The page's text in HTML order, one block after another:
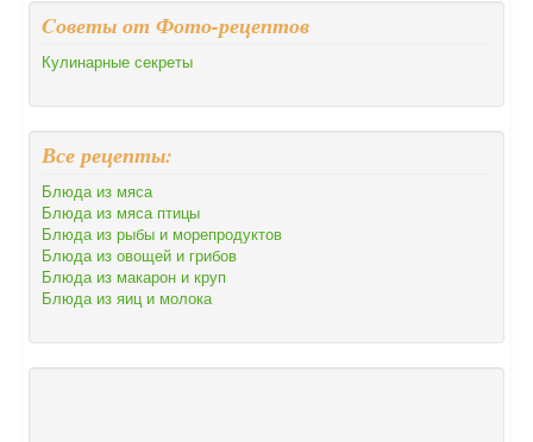
Cоветы от Фото-рецептов
Кулинарные секреты
Все рецепты:
Блюда из мяса
Блюда из мяса птицы
Блюда из рыбы и морепродуктов
Блюда из овощей и грибов
Блюда из макарон и круп
Блюда из яиц и молока